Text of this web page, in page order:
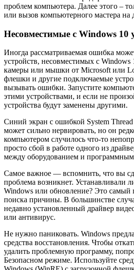
проблем компьютера. Далее этого –
или вызов компьютерного мастера на
Несовместимые с Windows 10
Иногда рассматриваемая ошибка
устройств, несовместимых с Windows
камеры или мышки от Microsoft или
флешки и другие подключаемые
вызывать ошибки. Запустите
этими устройствами, и если не
устройства будут заменены другими.
Синий экран с ошибкой System
может сильно нервировать, но он
компьютером случилось что-то
просто сбой в работе одного из
между оборудованием и
Самое важное — вспомнить, что вы
проблема возникнет. Устанавливали
Windows или обновление? Это самый
поиска причины. В большинстве
недавно установленный драйвер
или антивирус.
Не нужно паниковать. Windows
средства восстановления. Чтобы
удалить проблемную программу,
Безопасном режиме. Используйте